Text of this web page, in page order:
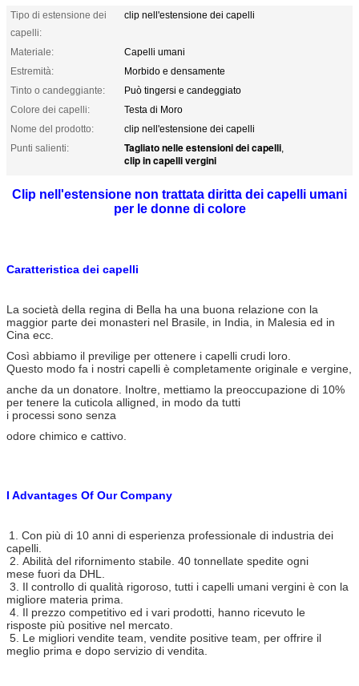
Tipo di estensione dei
capelli:
clip nell'estensione dei capelli
Materiale:
Capelli umani
Estremità:
Morbido e densamente
Tinto o candeggiante:
Può tingersi e candeggiato
Colore dei capelli:
Testa di Moro
Nome del prodotto:
clip nell'estensione dei capelli
Punti salienti:
Tagliato nelle estensioni dei capelli,
clip in capelli vergini
Clip nell'estensione non trattata diritta dei capelli umani
per le donne di colore
Caratteristica dei capelli
La società della regina di Bella ha una buona relazione con la
maggior parte dei monasteri nel Brasile, in India, in Malesia ed in
Cina ecc.
Così abbiamo il previlige per ottenere i capelli crudi loro.
Questo modo fa i nostri capelli è completamente originale e vergine,
anche da un donatore. Inoltre, mettiamo la preoccupazione di 10%
per tenere la cuticola alligned, in modo da tutti
i processi sono senza
odore chimico e cattivo.
I Advantages Of Our Company
1. Con più di 10 anni di esperienza professionale di industria dei
capelli.
2. Abilità del rifornimento stabile. 40 tonnellate spedite ogni
mese fuori da DHL.
3. Il controllo di qualità rigoroso, tutti i capelli umani vergini è con la
migliore materia prima.
4. Il prezzo competitivo ed i vari prodotti, hanno ricevuto le
risposte più positive nel mercato.
5. Le migliori vendite team, vendite positive team, per offrire il
meglio prima e dopo servizio di vendita.